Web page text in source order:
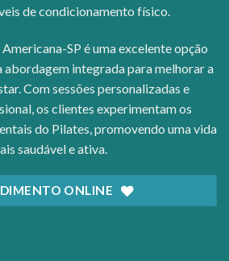
de condicionamento físico.
SP é uma excelente opção
abordagem integrada para melhorar a
Com sessões personalizadas e
os clientes experimentam os
do Pilates, promovendo uma vida
saudável e ativa.
ONLINE